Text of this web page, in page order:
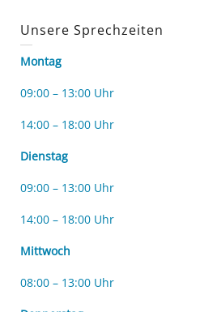
Unsere Sprechzeiten
Montag
09:00 – 13:00 Uhr
14:00 – 18:00 Uhr
Dienstag
09:00 – 13:00 Uhr
14:00 – 18:00 Uhr
Mittwoch
08:00 – 13:00 Uhr